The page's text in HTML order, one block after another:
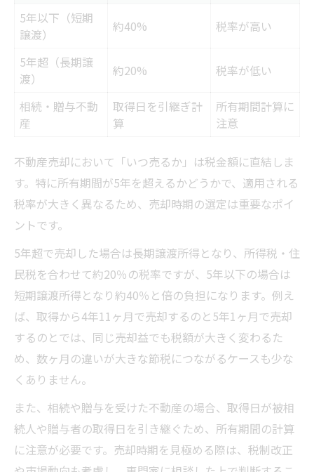
5年以下（短期
譲渡）
約40% 税率が高い
5年超（長期譲
渡）
約20% 税率が低い
相続・贈与不動
産
取得日を引継ぎ計
算
所有期間計算に
注意
不動産売却において「いつ売るか」は税金額に直結しま
す。特に所有期間が5年を超えるかどうかで、適用される
税率が大きく異なるため、売却時期の選定は重要なポイ
ントです。
5年超で売却した場合は長期譲渡所得となり、所得税・住
民税を合わせて約20％の税率ですが、5年以下の場合は
短期譲渡所得となり約40％と倍の負担になります。例え
ば、取得から4年11ヶ月で売却するのと5年1ヶ月で売却
するのとでは、同じ売却益でも税額が大きく変わるた
め、数ヶ月の違いが大きな節税につながるケースも少な
くありません。
また、相続や贈与を受けた不動産の場合、取得日が被相
続人や贈与者の取得日を引き継ぐため、所有期間の計算
に注意が必要です。売却時期を見極める際は、税制改正